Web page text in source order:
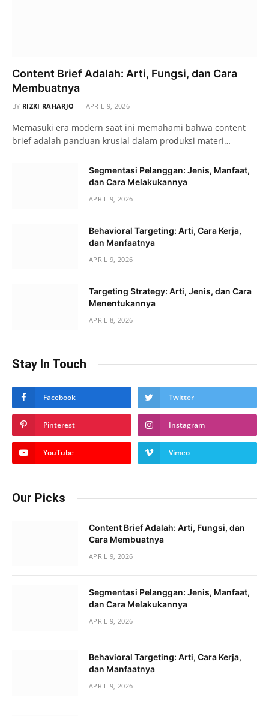
Content Brief Adalah: Arti, Fungsi, dan Cara
Membuatnya
BY RIZKI RAHARJO APRIL 9, 2026
Memasuki era modern saat ini memahami bahwa content
brief adalah panduan krusial dalam produksi materi…
Segmentasi Pelanggan: Jenis, Manfaat,
dan Cara Melakukannya
APRIL 9, 2026
Behavioral Targeting: Arti, Cara Kerja,
dan Manfaatnya
APRIL 9, 2026
Targeting Strategy: Arti, Jenis, dan Cara
Menentukannya
APRIL 8, 2026
Stay In Touch
Facebook Twitter
Pinterest Instagram
YouTube Vimeo
Our Picks
Content Brief Adalah: Arti, Fungsi, dan
Cara Membuatnya
APRIL 9, 2026
Segmentasi Pelanggan: Jenis, Manfaat,
dan Cara Melakukannya
APRIL 9, 2026
Behavioral Targeting: Arti, Cara Kerja,
dan Manfaatnya
APRIL 9, 2026